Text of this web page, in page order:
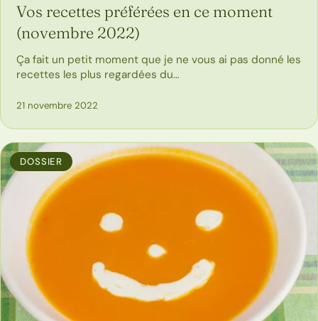
Vos recettes préférées en ce moment
(novembre 2022)
Ça fait un petit moment que je ne vous ai pas donné les
recettes les plus regardées du…
21 novembre 2022
DOSSIER